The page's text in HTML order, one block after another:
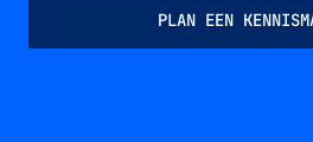
PLAN EEN